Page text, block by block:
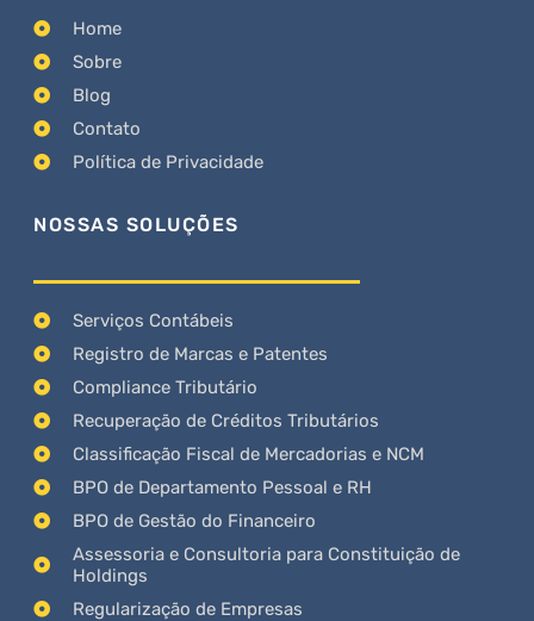
Home
Sobre
Blog
Contato
Política de Privacidade
NOSSAS SOLUÇÕES
Serviços Contábeis
Registro de Marcas e Patentes
Compliance Tributário
Recuperação de Créditos Tributários
Classificação Fiscal de Mercadorias e NCM
BPO de Departamento Pessoal e RH
BPO de Gestão do Financeiro
Assessoria e Consultoria para Constituição de
Holdings
Regularização de Empresas